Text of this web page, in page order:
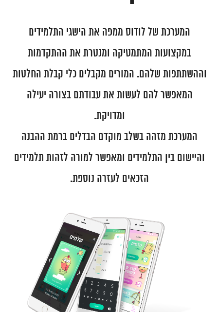
יצירת קשר
English
המערכת של לודוס ממפה את הישגי התלמידים
במקצועות המתמטיקה ומנטרת את ההתקדמות
וההשתתפות שלהם. המורים מקבלים כלי קבלת החלטות
המאפשר להם לעשות את עבודתם בצורה יעילה
ומדויקת.
המערכת מזהה בשלב מוקדם הבדלים ברמת ההבנה
והיישום בין התלמידים ומאפשר למורה לזהות תלמידים
הזכאים לעזרה נוספת.